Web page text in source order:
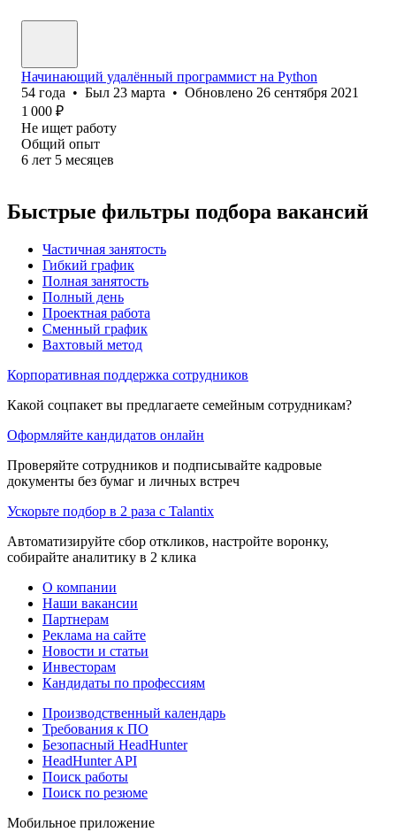
Начинающий удалённый программист на Python
54 года • Был 23 марта • Обновлено 26 сентября 2021
1 000 ₽
Не ищет работу
Общий опыт
6 лет 5 месяцев
Быстрые фильтры подбора вакансий
Частичная занятость
Гибкий график
Полная занятость
Полный день
Проектная работа
Сменный график
Вахтовый метод
Корпоративная поддержка сотрудников
Какой соцпакет вы предлагаете семейным сотрудникам?
Оформляйте кандидатов онлайн
Проверяйте сотрудников и подписывайте кадровые
документы без бумаг и личных встреч
Ускорьте подбор в 2 раза с Talantix
Автоматизируйте сбор откликов, настройте воронку,
собирайте аналитику в 2 клика
О компании
Наши вакансии
Партнерам
Реклама на сайте
Новости и статьи
Инвесторам
Кандидаты по профессиям
Производственный календарь
Требования к ПО
Безопасный HeadHunter
HeadHunter API
Поиск работы
Поиск по резюме
Мобильное приложение